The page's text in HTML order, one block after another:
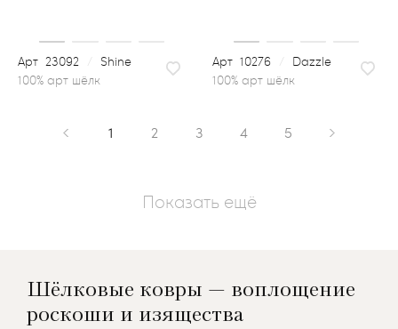
23092 Shine 10276
Dazzle
100% арт шёлк
1 2 3 4 5
Показать ещё
Шёлковые ковры — воплощение
роскоши и изящества